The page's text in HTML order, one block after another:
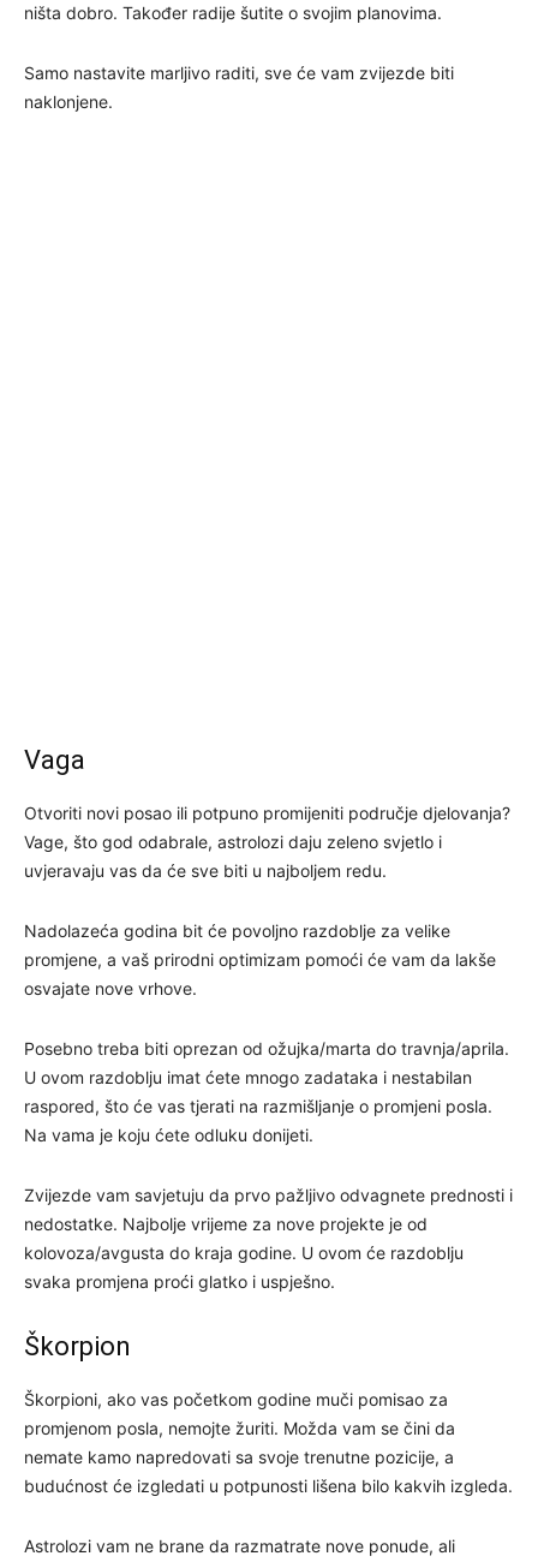
ništa dobro. Također radije šutite o svojim planovima.
Samo nastavite marljivo raditi, sve će vam zvijezde biti
naklonjene.
Vaga
Otvoriti novi posao ili potpuno promijeniti područje djelovanja?
Vage, što god odabrale, astrolozi daju zeleno svjetlo i
uvjeravaju vas da će sve biti u najboljem redu.
Nadolazeća godina bit će povoljno razdoblje za velike
promjene, a vaš prirodni optimizam pomoći će vam da lakše
osvajate nove vrhove.
Posebno treba biti oprezan od ožujka/marta do travnja/aprila.
U ovom razdoblju imat ćete mnogo zadataka i nestabilan
raspored, što će vas tjerati na razmišljanje o promjeni posla.
Na vama je koju ćete odluku donijeti.
Zvijezde vam savjetuju da prvo pažljivo odvagnete prednosti i
nedostatke. Najbolje vrijeme za nove projekte je od
kolovoza/avgusta do kraja godine. U ovom će razdoblju
svaka promjena proći glatko i uspješno.
Škorpion
Škorpioni, ako vas početkom godine muči pomisao za
promjenom posla, nemojte žuriti. Možda vam se čini da
nemate kamo napredovati sa svoje trenutne pozicije, a
budućnost će izgledati u potpunosti lišena bilo kakvih izgleda.
Astrolozi vam ne brane da razmatrate nove ponude, ali